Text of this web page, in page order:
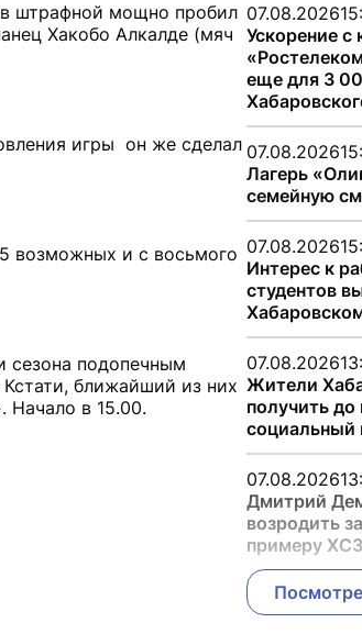
штрафной мощно пробил
Хакобо Алкалде (мяч
игры он же сделал
возможных и с восьмого
сезона подопечным
ближайший из них
Начало в 15.00.
07.08.2026
Ускорение
еще для 3
07.08.2026
Лагерь
семейную
07.08.2026
Интерес к
студентов
07.08.2026
Жители
получить
социальный
07.08.2026
Дмитрий
возродить
примеру ХСЗ